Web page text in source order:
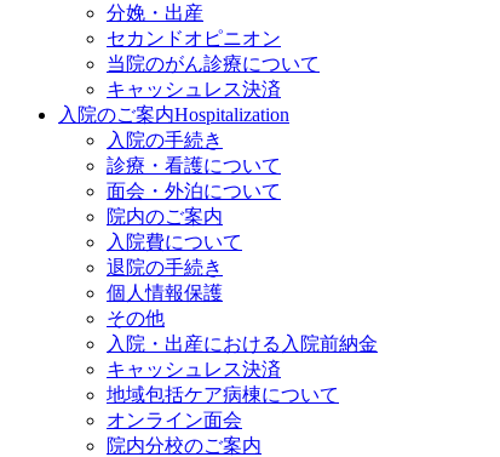
分娩・出産
セカンドオピニオン
当院のがん診療について
キャッシュレス決済
入院のご案内Hospitalization
入院の手続き
診療・看護について
面会・外泊について
院内のご案内
入院費について
退院の手続き
個人情報保護
その他
入院・出産における入院前納金
キャッシュレス決済
地域包括ケア病棟について
オンライン面会
院内分校のご案内